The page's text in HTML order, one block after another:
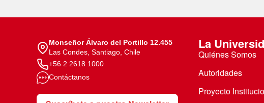
Monseñor Álvaro del Portillo 12.455
Las Condes, Santiago, Chile
+56 2 2618 1000
Contáctanos
La
Quiénes Somos
Autoridades
Proyecto